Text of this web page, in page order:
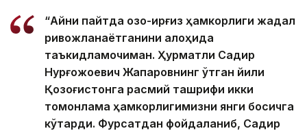
“Айни пайтда қозоқ-қирғиз ҳамкорлиги жадал
ривожланаётганини алоҳида
таъкидламоқчиман. Ҳурматли Садир
Нурғожоевич Жапаровнинг ўтган йили
Қозоғистонга расмий ташрифи икки
томонлама ҳамкорлигимизни янги босқичга
кўтарди. Фурсатдан фойдаланиб, Садир